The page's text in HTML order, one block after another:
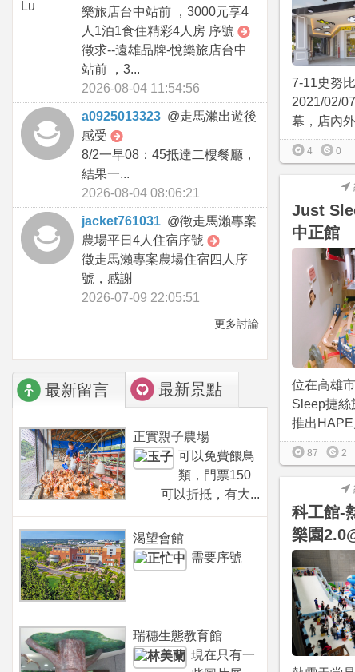
樂旅店台中站前 ，3000元享4
人1泊1食住精彩4人房 序號
徵求--遠雄品牌-悅樂旅店台中
站前 ，3...
2026-08-04 11:54:56
a0925013323 @走馬瀨出遊後
感受
8/2一早08：45抵達二樓餐廳，
結果一...
2026-08-04 08:06:21
jacket761031 @徵走馬瀨專案
農場平日4人住宿序號
徵走馬瀨專案農場住宿四人序
號，感謝
2026-07-09 22:05:51
更多討論
最新留言 最新景點
正實親子農場
可以免費餵鳥
類，門票150
可以折抵，有大...
渴望會館
需要序號
瑞穗生態教育館
現在只有一
7-11史努
2021/02/
幕，店內
4 0
Just
中正館
位在高雄
Sleep捷絲
推出HAPE
87 2
科工館-
樂園